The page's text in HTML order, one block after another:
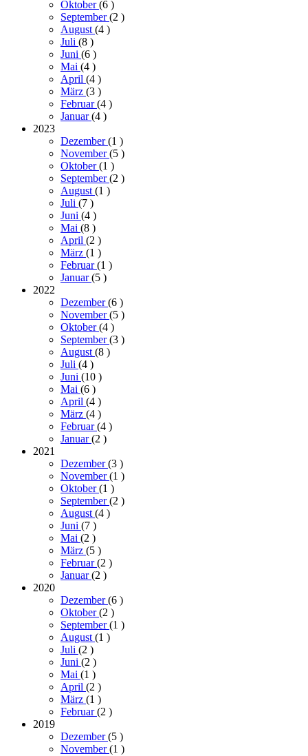
Oktober(6 )
September(2 )
August (4 )
Juli (8 )
Juni (6 )
Mai (4 )
April (4 )
März (3 )
Februar(4 )
Januar(4 )
2023
Dezember(1 )
November(5 )
Oktober(1 )
September(2 )
August (1 )
Juli (7 )
Juni (4 )
Mai (8 )
April (2 )
März (1 )
Februar(1 )
Januar(5 )
2022
Dezember(6 )
November(5 )
Oktober(4 )
September(3 )
August (8 )
Juli (4 )
Juni (10 )
Mai (6 )
April (4 )
März (4 )
Februar(4 )
Januar(2 )
2021
Dezember(3 )
November(1 )
Oktober(1 )
September(2 )
August (4 )
Juni (7 )
Mai (2 )
März (5 )
Februar(2 )
Januar(2 )
2020
Dezember(6 )
Oktober(2 )
September(1 )
August (1 )
Juli (2 )
Juni (2 )
Mai (1 )
April (2 )
März (1 )
Februar(2 )
2019
Dezember(5 )
November(1 )